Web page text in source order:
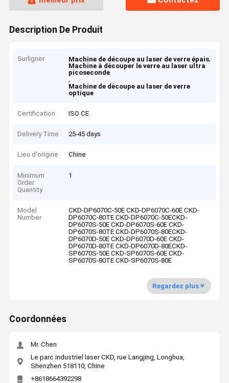
Description De Produit
Surligner Machine de découpe au laser de verre épais,
Machine à découper le verre au laser ultra
picoseconde
,
Machine de découpe au laser de verre
optique
Certification ISO CE
Delivery Time 25-45 days
Lieu d'origine Chine
Minimum
Order
Quantity
1
Model
Number
CKD-DP6070C-50E CKD-DP6070C-60E CKD-
DP6070C-80TE CKD-DP6070C-50ECKD-
DP6070S-50E CKD-DP6070S-60E CKD-
DP6070S-80TE CKD-DP6070S-80ECKD-
DP6070D-50E CKD-DP6070D-60E CKD-
DP6070D-80TE CKD-DP6070D-80ECKD-
SP6070S-50E CKD-SP6070S-60E CKD-
SP6070S-80TE CKD-SP6070S-80E
Regardez plus
Coordonnées
Mr. Chen
Le parc industriel laser CKD, rue Langjing, Longhua,
Shenzhen 518110, Chine
+8618664392298